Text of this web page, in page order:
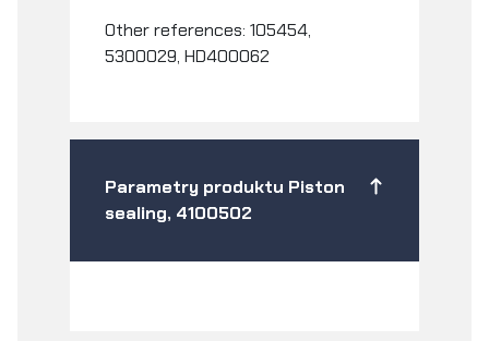
Other references: 105454,
5300029, HD400062
Parametry produktu Piston
sealing, 4100502